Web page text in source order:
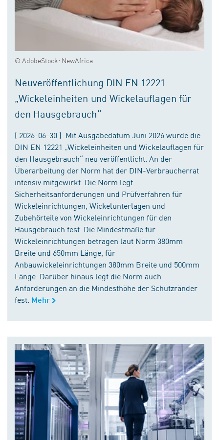
© AdobeStock: NewAfrica
Neuveröffentlichung DIN EN 12221
„Wickeleinheiten und Wickelauflagen für
den Hausgebrauch“
( 2026-06-30 ) Mit Ausgabedatum Juni 2026 wurde die
DIN EN 12221 „Wickeleinheiten und Wickelauflagen für
den Hausgebrauch“ neu veröffentlicht. An der
Überarbeitung der Norm hat der DIN-Verbraucherrat
intensiv mitgewirkt. Die Norm legt
Sicherheitsanforderungen und Prüfverfahren für
Wickeleinrichtungen, Wickelunterlagen und
Zubehörteile von Wickeleinrichtungen für den
Hausgebrauch fest. Die Mindestmaße für
Wickeleinrichtungen betragen laut Norm 380mm
Breite und 650mm Länge, für
Anbauwickeleinrichtungen 380mm Breite und 500mm
Länge. Darüber hinaus legt die Norm auch
Anforderungen an die Mindesthöhe der Schutzränder
fest. Mehr